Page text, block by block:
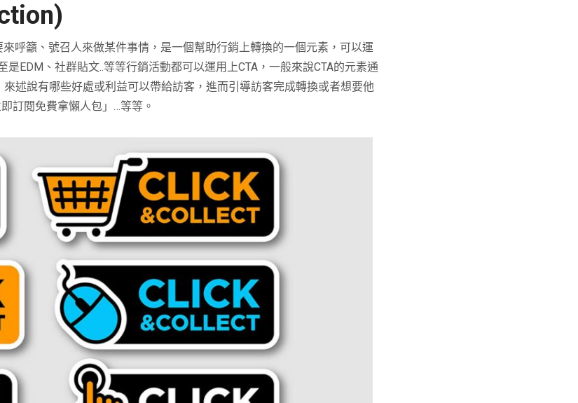
呼籲、號召人來做某件事情，是一個幫助行銷上轉換的一個元素，可以運
是 EDM 、社群貼文..等等行銷活動都可以運用上CTA，一般來說CTA的元素通
述說有哪些好處或利益可以帶給訪客，進而引導訪客完成轉換或者想要他
訂閱免費拿懶人包」…等等。